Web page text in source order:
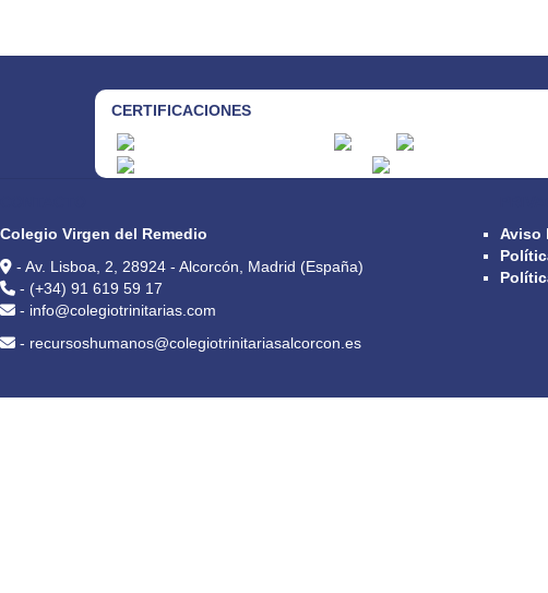
CERTIFICACIONES
Colegio Virgen del Remedio
- Av. Lisboa, 2, 28924 - Alcorcón, Madrid (España)
- (+34) 91 619 59 17
- info@colegiotrinitarias.com
- recursoshumanos@colegiotrinitariasalcorcon.es
Aviso